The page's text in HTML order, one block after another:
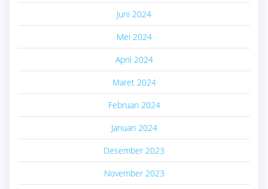
Juni 2024
Mei 2024
April 2024
Maret 2024
Februari 2024
Januari 2024
Desember 2023
November 2023